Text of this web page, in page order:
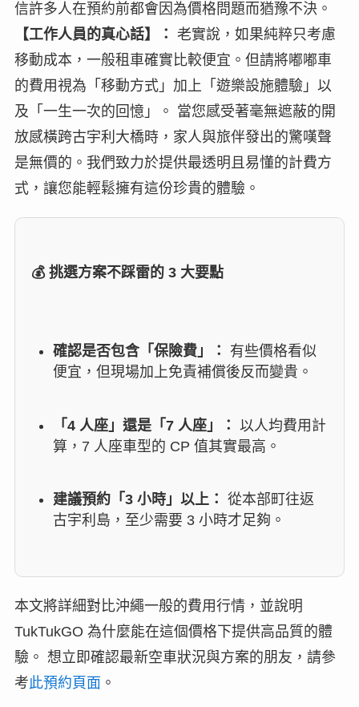
信許多人在預約前都會因為價格問題而猶豫不決。
【工作人員的真心話】：
老實說，如果純粹只考慮
移動成本，一般租車確實比較便宜。但請將嘟嘟車
的費用視為「移動方式」加上「遊樂設施體驗」以
及「一生一次的回憶」。 當您感受著毫無遮蔽的開
放感橫跨古宇利大橋時，家人與旅伴發出的驚嘆聲
是無價的。我們致力於提供最透明且易懂的計費方
式，讓您能輕鬆擁有這份珍貴的體驗。
💰 挑選方案不踩雷的 3 大要點
確認是否包含「保險費」：
有些價格看似
便宜，但現場加上免責補償後反而變貴。
「4 人座」還是「7 人座」： 以人均費用計
算，7 人座車型的 CP 值其實最高。
建議預約「3 小時」以上： 從本部町往返
古宇利島，至少需要 3 小時才足夠。
本文將詳細對比沖繩一般的費用行情，並說明
TukTukGO 為什麼能在這個價格下提供高品質的體
驗。 想立即確認最新空車狀況與方案的朋友，請參
考此預約頁面 。